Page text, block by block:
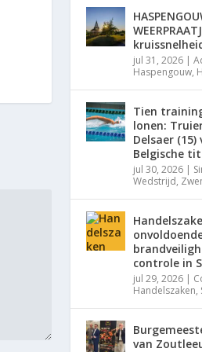
jul 31, 2026 |
Haspengouw,
Tien
lonen:
Delsaer (15)
Belgische
jul 30, 2026 |
Wedstrijd,
controle in
jul 29, 2026 |
Handelszaken,
van